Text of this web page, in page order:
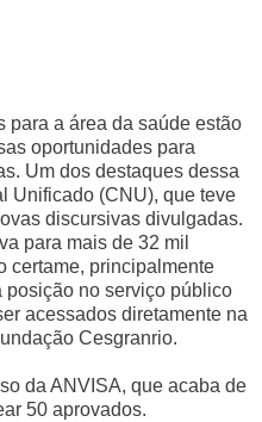
para a área da saúde estão
oportunidades para
Um dos destaques dessa
Unificado (CNU), que teve
discursivas divulgadas.
para mais de 32 mil
certame, principalmente
posição no serviço público
acessados diretamente na
Cesgranrio.
da ANVISA, que acaba de
50 aprovados.